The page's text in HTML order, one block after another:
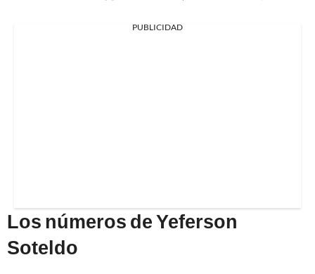
PUBLICIDAD
Los números de Yeferson
Soteldo